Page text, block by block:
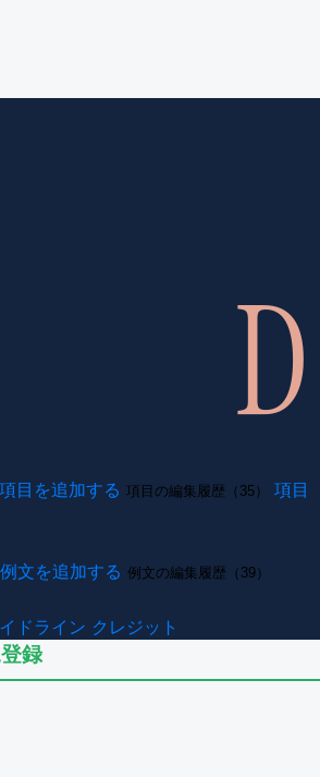
項目を追加する 項目の編集履歴（35）
項目
例文を追加する 例文の編集履歴（39）
ドライン クレジット
録